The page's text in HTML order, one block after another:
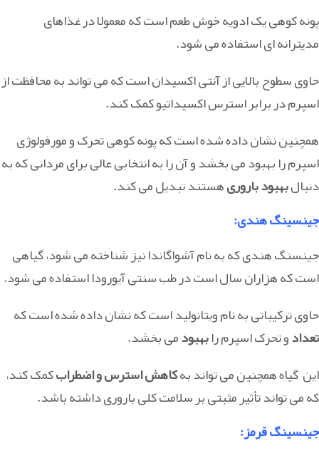
پونه کوهی یک ادویه خوش طعم است که معمولا در غذاهای
مدیترانه ای استفاده می شود.
حاوی سطوح بالایی از آنتی اکسیدان است که می تواند به محافظت از
اسپرم در برابر استرس اکسیداتیو کمک کند.
همچنین نشان داده شده است که پونه کوهی تحرک و مورفولوژی
اسپرم را بهبود می بخشد و آن را به انتخابی عالی برای مردانی که به
دنبالبهبود باروریهستند تبدیل می کند.
جینسینگ هندی:
جینسنگ هندی که به نام آشواگاندا نیز شناخته می شود، گیاهی
است که هزاران سال است در طب سنتی آیورودا استفاده می شود.
حاوی ترکیباتی به نام ویتانولید است که نشان داده شده است که
تعدادو تحرک اسپرم رابهبودمی بخشد.
این گیاه همچنین می تواند بهکاهش استرس و اضطرابکمک کند،
که می تواند تأثیر مثبتی بر سلامت کلی باروری داشته باشد.
جینسینگ قرمز: